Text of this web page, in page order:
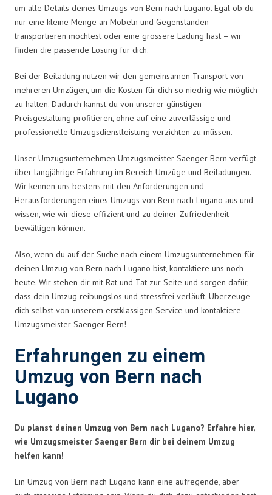
um alle Details deines Umzugs von Bern nach Lugano. Egal ob du
nur eine kleine Menge an Möbeln und Gegenständen
transportieren möchtest oder eine grössere Ladung hast – wir
finden die passende Lösung für dich.
Bei der Beiladung nutzen wir den gemeinsamen Transport von
mehreren Umzügen, um die Kosten für dich so niedrig wie möglich
zu halten. Dadurch kannst du von unserer günstigen
Preisgestaltung profitieren, ohne auf eine zuverlässige und
professionelle Umzugsdienstleistung verzichten zu müssen.
Unser Umzugsunternehmen Umzugsmeister Saenger Bern verfügt
über langjährige Erfahrung im Bereich Umzüge und Beiladungen.
Wir kennen uns bestens mit den Anforderungen und
Herausforderungen eines Umzugs von Bern nach Lugano aus und
wissen, wie wir diese effizient und zu deiner Zufriedenheit
bewältigen können.
Also, wenn du auf der Suche nach einem Umzugsunternehmen für
deinen Umzug von Bern nach Lugano bist, kontaktiere uns noch
heute. Wir stehen dir mit Rat und Tat zur Seite und sorgen dafür,
dass dein Umzug reibungslos und stressfrei verläuft. Überzeuge
dich selbst von unserem erstklassigen Service und kontaktiere
Umzugsmeister Saenger Bern!
Erfahrungen zu einem
Umzug von Bern nach
Lugano
Du planst deinen Umzug von Bern nach Lugano? Erfahre hier,
wie Umzugsmeister Saenger Bern dir bei deinem Umzug
helfen kann!
Ein Umzug von Bern nach Lugano kann eine aufregende, aber